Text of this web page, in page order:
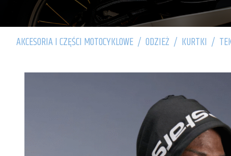
AKCESORIA I CZĘŚCI MOTOCYKLOWE / ODZIEŻ / KURTKI /